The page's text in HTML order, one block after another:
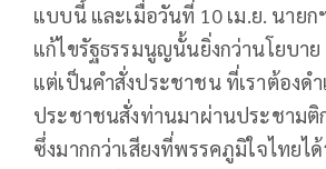
แบบนี้ และเมื่อวันที่ 10 เม.ย. นายก
แก้ไขรัฐธรรมนูญนั้นยิ่งกว่านโยบา
แต่เป็นคำสั่งประชาชน ที่เราต้องดำ
ประชาชนสั่งท่านมาผ่านประชามติ
ซึ่งมากกว่าเสียงที่พรรคภูมิใจไทยไ